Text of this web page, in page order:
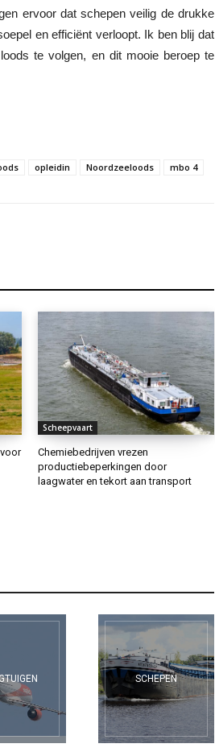
ervoor dat schepen veilig de drukke
en efficiënt verloopt. Ik ben blij dat
te volgen, en dit mooie beroep te
opleidin Noordzeeloods mbo 4
Scheepvaart
Chemiebedrijven vrezen
productiebeperkingen door
laagwater en tekort aan transport
SCHEPEN